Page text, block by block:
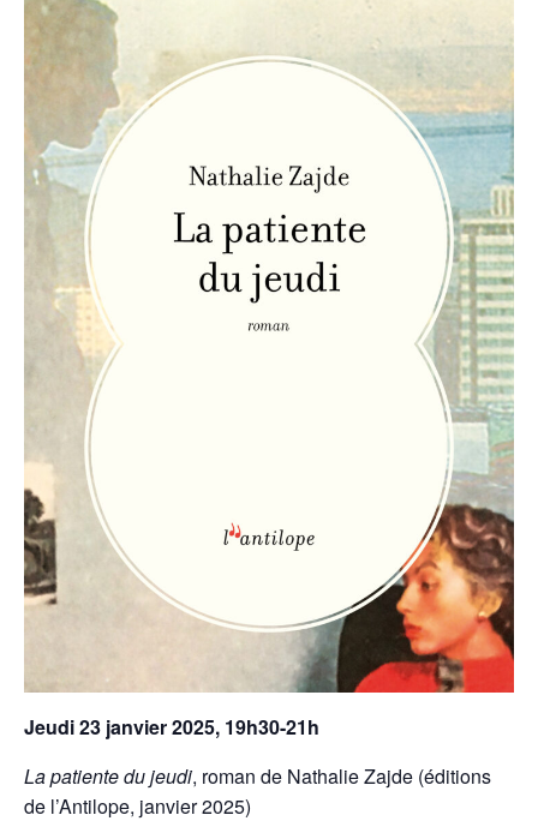
Jeudi 23 janvier 2025, 19h30-21h
La patiente du jeudi, roman de Nathalie Zajde (éditions
de l’Antilope, janvier 2025)